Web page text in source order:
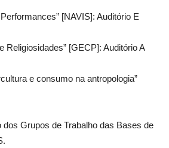
[NAVIS]: Auditório E
Religiosidades” [GECP]: Auditório A
e consumo na antropologia”
dos Grupos de Trabalho das Bases de